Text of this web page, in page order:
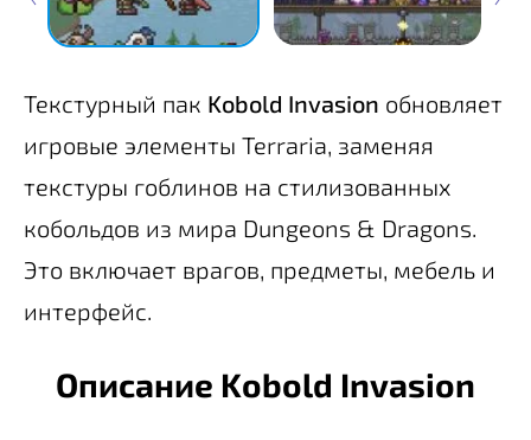
Текстурный пак Kobold Invasion обновляет
игровые элементы Terraria, заменяя
текстуры гоблинов на стилизованных
кобольдов из мира Dungeons & Dragons.
Это включает врагов, предметы, мебель и
интерфейс.
Описание Kobold Invasion